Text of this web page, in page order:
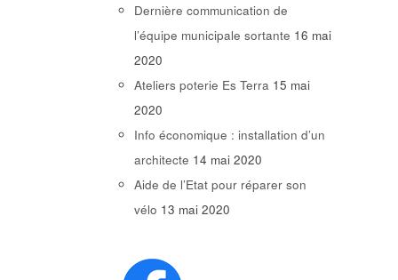
Dernière communication de
l’équipe municipale sortante 16 mai
2020
Ateliers poterie Es Terra 15 mai
2020
Info économique : installation d’un
architecte 14 mai 2020
Aide de l’Etat pour réparer son
vélo 13 mai 2020